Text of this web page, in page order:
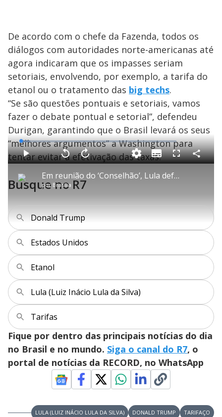
De acordo com o chefe da Fazenda, todos os
diálogos com autoridades norte-americanas até
agora indicaram que os impasses seriam
setoriais, envolvendo, por exemplo, a tarifa do
etanol ou o tratamento das big techs.
“Se são questões pontuais e setoriais, vamos
fazer o debate pontual e setorial”, defendeu
Durigan, garantindo que o Brasil levará os seus
“melhores argumentos” a Washington para
tentar evitar a efetivação das taxas.
P
l
a
y
V
i
d
e
Em reunião do ‘Conselhão’, Lula defende soberania nacional e critica pressão dos EUA sobre o Brasil
por Brasília
P V
t
a
r
u
n
o
A
n
ç
a
g
u
d
s
u
o
L
o
a
d
e
.
9
S
u
b
i
t
F
l
C
o
Busque no R7
Donald Trump
Estados Unidos
Etanol
Lula (Luiz Inácio Lula da Silva)
Tarifas
Fique por dentro das principais notícias do dia
no Brasil e no mundo. Siga o canal do R7, o
portal de notícias da RECORD, no WhatsApp
LULA (LUIZ INÁCIO LULA DA SILVA) DONALD TRUMP TARIFAÇO